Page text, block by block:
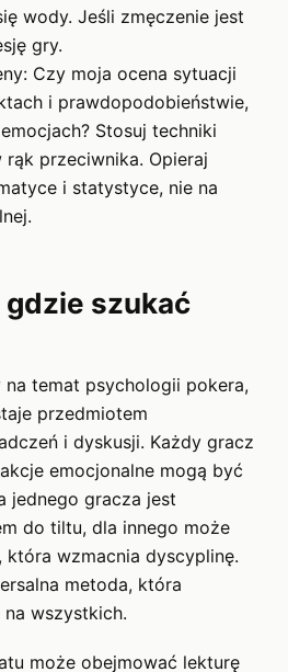
wody. Jeśli zmęczenie jest
gry.
Czy moja ocena sytuacji
i prawdopodobieństwie,
Stosuj techniki
przeciwnika. Opieraj
i statystyce, nie na
szukać
temat psychologii pokera,
przedmiotem
i dyskusji. Każdy gracz
emocjonalne mogą być
jednego gracza jest
do tiltu, dla innego może
która wzmacnia dyscyplinę.
metoda, która
na wszystkich.
może obejmować lekturę